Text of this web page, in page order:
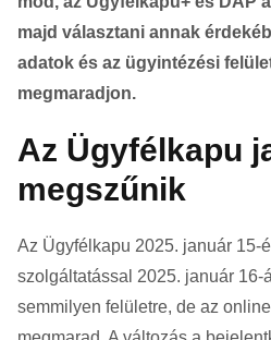
majd választani annak
adatok és az ügyintézési
megmaradjon.
Az Ügyfélkapu
megszűnik
Az Ügyfélkapu 2025. január 15-
szolgáltatással 2025. január 16-
semmilyen felületre, de az